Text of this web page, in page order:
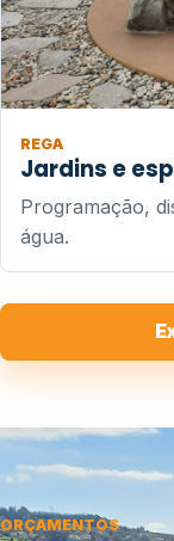
REGA
Jardins e
Programação,
água.
ORÇAMENTOS